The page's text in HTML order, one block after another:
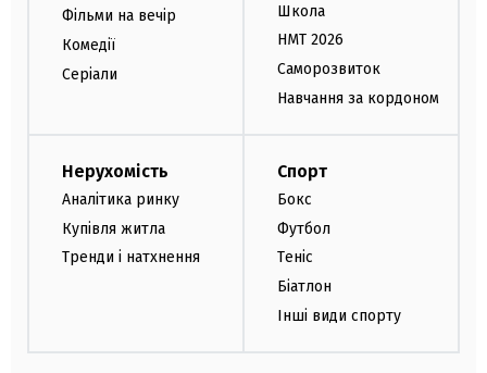
Фільми на вечір
Комедії
Серіали
Школа
НМТ 2026
Саморозвиток
Навчання за кордоном
Нерухомість
Аналітика ринку
Купівля житла
Тренди і натхнення
Спорт
Бокс
Футбол
Теніс
Біатлон
Інші види спорту